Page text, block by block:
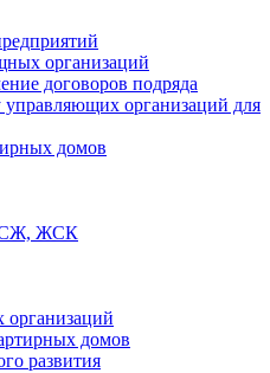
организаций
договоров подряда
организаций для
домов
ЖСК
домов
развития